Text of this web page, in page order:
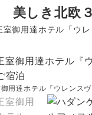
美しき北欧
室御用達ホテル「ウ
御用達ホテル『ウレンス